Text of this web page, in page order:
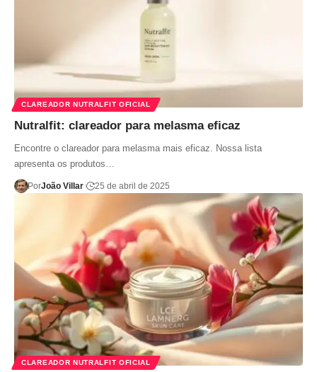
CLAREADOR NUTRALFIT OFICIAL
Nutralfit: clareador para melasma eficaz
Encontre o clareador para melasma mais eficaz. Nossa lista
apresenta os produtos…
PorJoão Villar 25 de abril de 2025
CLAREADOR NUTRALFIT OFICIAL